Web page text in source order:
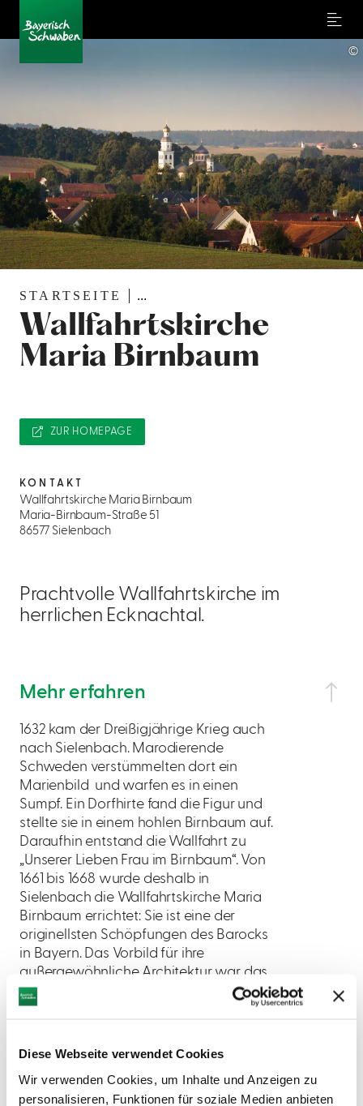
Diese Webseite verwendet Cookies
Wir verwenden Cookies, um Inhalte und Anzeigen zu
personalisieren, Funktionen für soziale Medien anbieten
Menu
STARTSEITE ...
Wallfahrtskirche
Maria Birnbaum
©
Prachtvolle Wallfahrtskirche im
herrlichen Ecknachtal.
Mehr erfahren
1632 kam der Dreißigjährige Krieg auch
nach Sielenbach. Marodierende
Schweden verstümmelten dort ein
Marienbild und warfen es in einen
Sumpf. Ein Dorfhirte fand die Figur und
stellte sie in einem hohlen Birnbaum auf.
Daraufhin entstand die Wallfahrt zu
„Unserer Lieben Frau im Birnbaum“. Von
1661 bis 1668 wurde deshalb in
Sielenbach die Wallfahrtskirche Maria
Birnbaum errichtet: Sie ist eine der
originellsten Schöpfungen des Barocks
in Bayern. Das Vorbild für ihre
außergewöhnliche Architektur war das
Pantheon in Rom.
ZUR HOMEPAGE
KONTAKT
Wallfahrtskirche Maria Birnbaum
Maria-Birnbaum-Straße 51
86577 Sielenbach